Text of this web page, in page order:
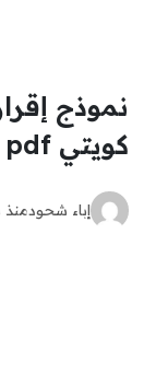
نموذج
كويتي pdf
إباء شحودمنذ